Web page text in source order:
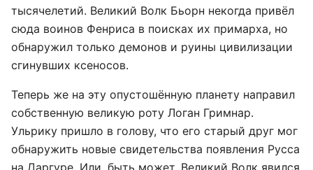
тысячелетий. Великий Волк Бьорн некогда привёл
сюда воинов Фенриса в поисках их примарха, но
обнаружил только демонов и руины цивилизации
сгинувших ксеносов.
Теперь же на эту опустошённую планету направил
собственную великую роту Логан Гримнар.
Ульрику пришло в голову, что его старый друг мог
обнаружить новые свидетельства появления Русса
на Даргуре. Или, быть может, Великий Волк явился